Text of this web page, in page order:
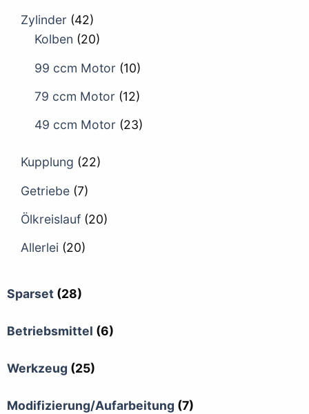
Zylinder (42)
Kolben (20)
99 ccm Motor (10)
79 ccm Motor (12)
49 ccm Motor (23)
Kupplung (22)
Getriebe (7)
Ölkreislauf (20)
Allerlei (20)
Sparset (28)
Betriebsmittel (6)
Werkzeug (25)
Modifizierung/Aufarbeitung (7)